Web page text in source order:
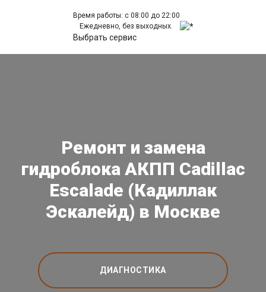
Время работы: с 08:00 до 22:00
Ежедневно, без выходных.
Выбрать сервис
Ремонт и замена
гидроблока АКПП Cadillac
Escalade (Кадиллак
Эскалейд) в Москве
ДИАГНОСТИКА